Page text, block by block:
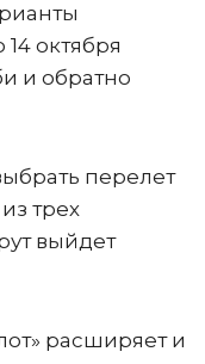
октября
и обратно
перелет
трех
выйдет
расширяет и